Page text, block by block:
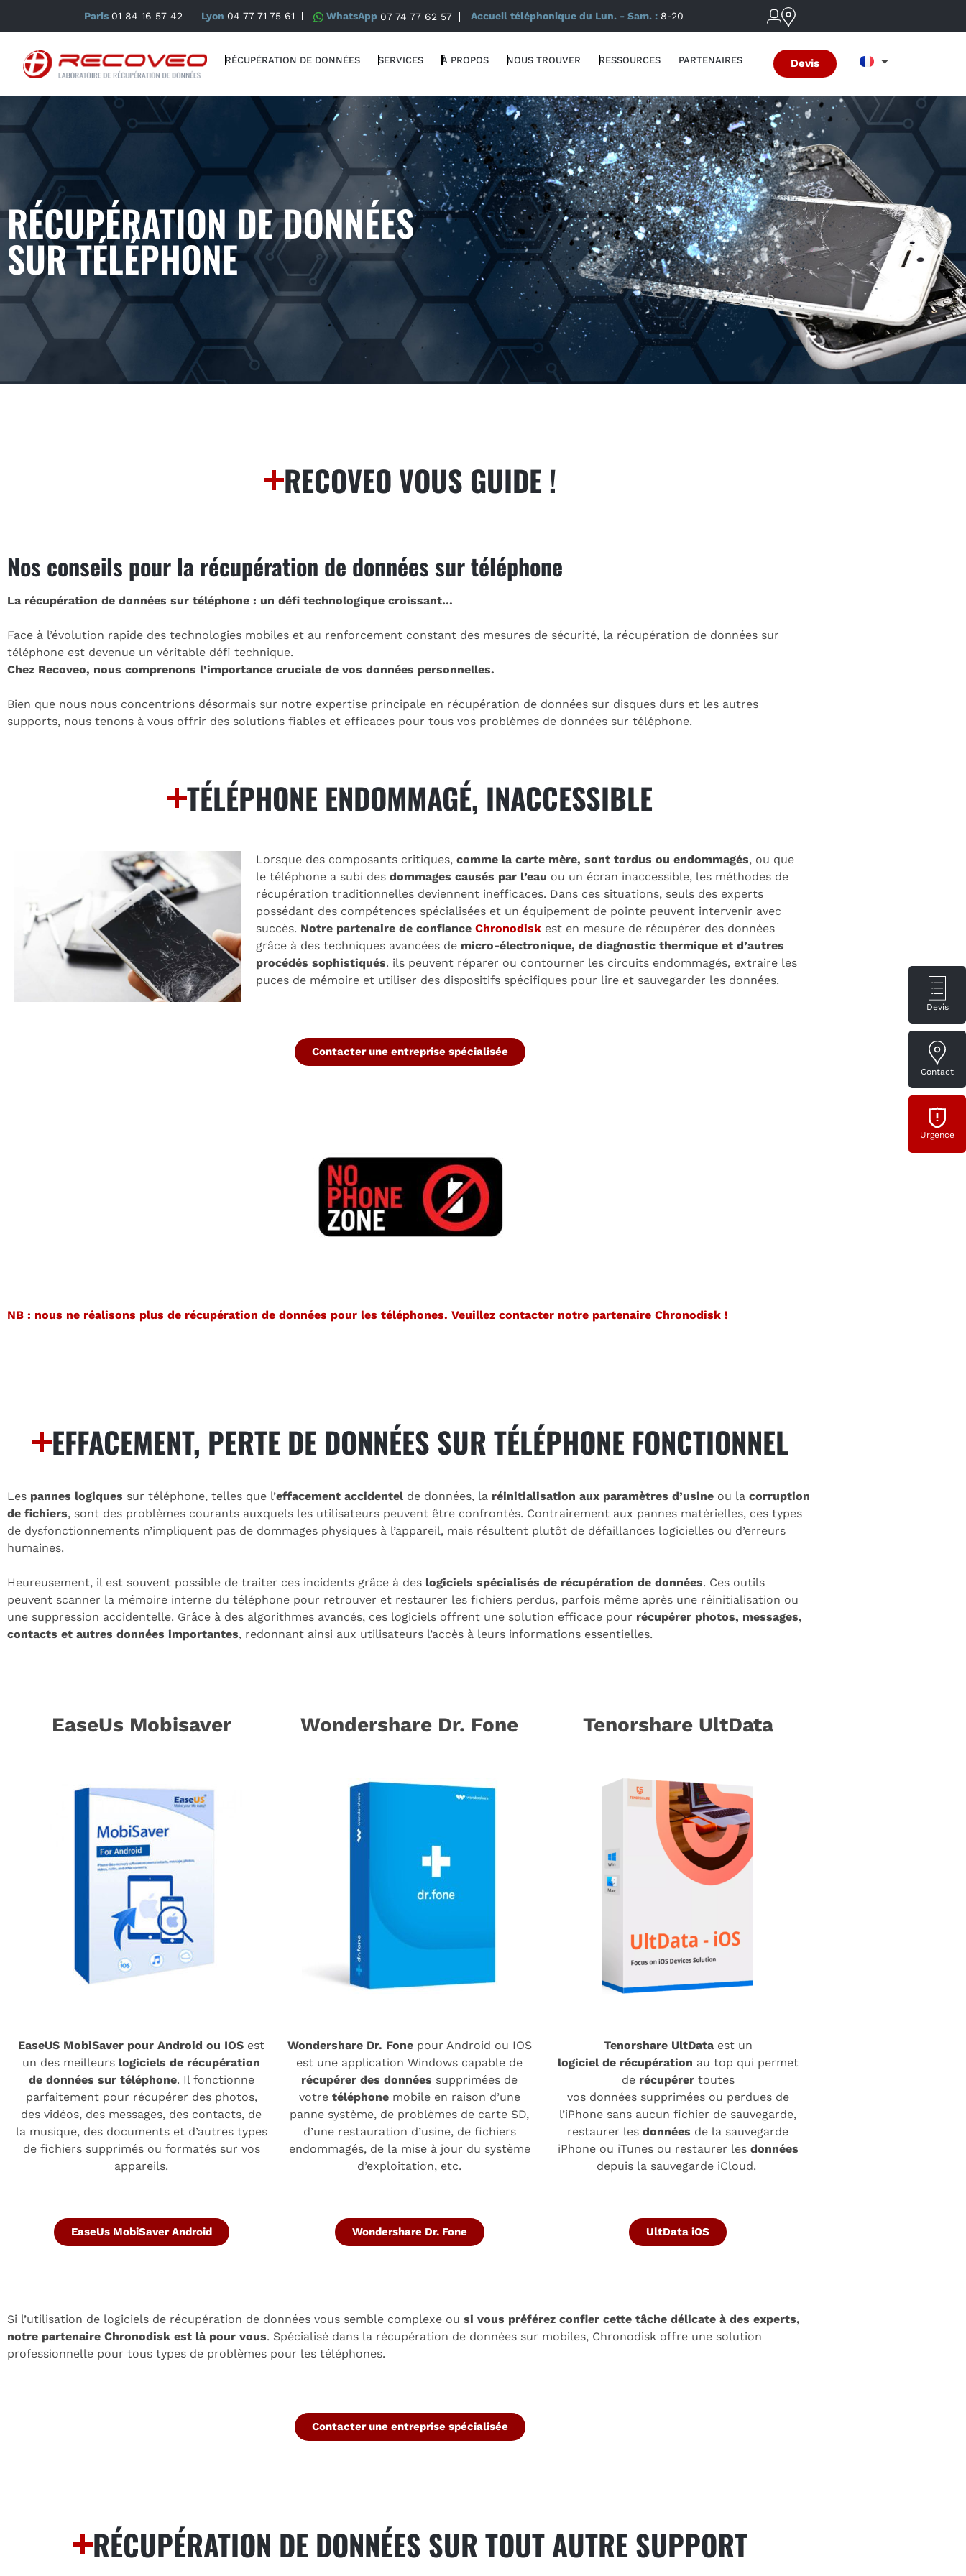
Devis
Contact
Urgence
Paris 01 84 16 57 42 Lyon 04 77 71 75 61 WhatsApp 07 74 77 62 57 Accueil téléphonique du Lun. - Sam. : 8-20
RÉCUPÉRATION DE DONNÉES SERVICES À PROPOS NOUS TROUVER RESSOURCES PARTENAIRES Devis
RÉCUPÉRATION DE DONNÉES
SUR TÉLÉPHONE
RECOVEO VOUS GUIDE !
Nos conseils pour la récupération de données sur téléphone
La récupération de données sur téléphone : un défi technologique croissant…
Face à l’évolution rapide des technologies mobiles et au renforcement constant des mesures de sécurité, la récupération de données sur
téléphone est devenue un véritable défi technique.
Chez Recoveo, nous comprenons l’importance cruciale de vos données personnelles.
Bien que nous nous concentrions désormais sur notre expertise principale en récupération de données sur disques durs et les autres
supports, nous tenons à vous offrir des solutions fiables et efficaces pour tous vos problèmes de données sur téléphone.
TÉLÉPHONE ENDOMMAGÉ, INACCESSIBLE
Lorsque des composants critiques, comme la carte mère, sont tordus ou endommagés, ou que
le téléphone a subi des dommages causés par l’eau ou un écran inaccessible, les méthodes de
récupération traditionnelles deviennent inefficaces. Dans ces situations, seuls des experts
possédant des compétences spécialisées et un équipement de pointe peuvent intervenir avec
succès. Notre partenaire de confiance Chronodisk est en mesure de récupérer des données
grâce à des techniques avancées de micro-électronique, de diagnostic thermique et d’autres
procédés sophistiqués. ils peuvent réparer ou contourner les circuits endommagés, extraire les
puces de mémoire et utiliser des dispositifs spécifiques pour lire et sauvegarder les données.
Contacter une entreprise spécialisée
NB : nous ne réalisons plus de récupération de données pour les téléphones. Veuillez contacter notre partenaire Chronodisk !
EFFACEMENT, PERTE DE DONNÉES SUR TÉLÉPHONE FONCTIONNEL
Les pannes logiques sur téléphone, telles que l’effacement accidentelde données, la réinitialisation aux paramètres d’usine ou la corruption
de fichiers, sont des problèmes courants auxquels les utilisateurs peuvent être confrontés. Contrairement aux pannes matérielles, ces types
de dysfonctionnements n’impliquent pas de dommages physiques à l’appareil, mais résultent plutôt de défaillances logicielles ou d’erreurs
humaines.
Heureusement, il est souvent possible de traiter ces incidents grâce à des logiciels spécialisés de récupération de données. Ces outils
peuvent scanner la mémoire interne du téléphone pour retrouver et restaurer les fichiers perdus, parfois même après une réinitialisation ou
une suppression accidentelle. Grâce à des algorithmes avancés, ces logiciels offrent une solution efficace pour récupérer photos, messages,
contacts et autres données importantes, redonnant ainsi aux utilisateurs l’accès à leurs informations essentielles.
EaseUs Mobisaver
EaseUS MobiSaver pour Android ou IOS est
un des meilleurs logiciels de récupération
de données sur téléphone. Il fonctionne
parfaitement pour récupérer des photos,
des vidéos, des messages, des contacts, de
la musique, des documents et d’autres types
de fichiers supprimés ou formatés sur vos
appareils.
EaseUs MobiSaver Android
Wondershare Dr. Fone
WondershareDr. Fonepour Android ou IOS
est une application Windows capable de
récupérer des données supprimées de
votre téléphonemobile en raison d’une
panne système, de problèmes de carte SD,
d’une restauration d’usine, de fichiers
endommagés, de la mise à jour du système
d’exploitation, etc.
Wondershare Dr. Fone
Tenorshare UltData
Tenorshare UltDataest un
logiciel de récupération au top qui permet
de récupérertoutes
vos données supprimées ou perdues de
l’iPhone sans aucun fichier de sauvegarde,
restaurer lesdonnées de la sauvegarde
iPhone ou iTunes ou restaurer les données
depuis la sauvegarde iCloud.
UltData iOS
Si l’utilisation de logiciels de récupération de données vous semble complexe ou si vous préférez confier cette tâche délicate à des experts,
notre partenaire Chronodisk est là pour vous. Spécialisé dans la récupération de données sur mobiles, Chronodisk offre une solution
professionnelle pour tous types de problèmes pour les téléphones.
Contacter une entreprise spécialisée
RÉCUPÉRATION DE DONNÉES SUR TOUT AUTRE SUPPORT